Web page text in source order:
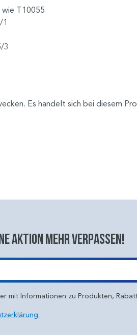
wie T10055
3
Es handelt sich bei diesem
aktion mehr verpassen!
mit Informationen zu Produkten,